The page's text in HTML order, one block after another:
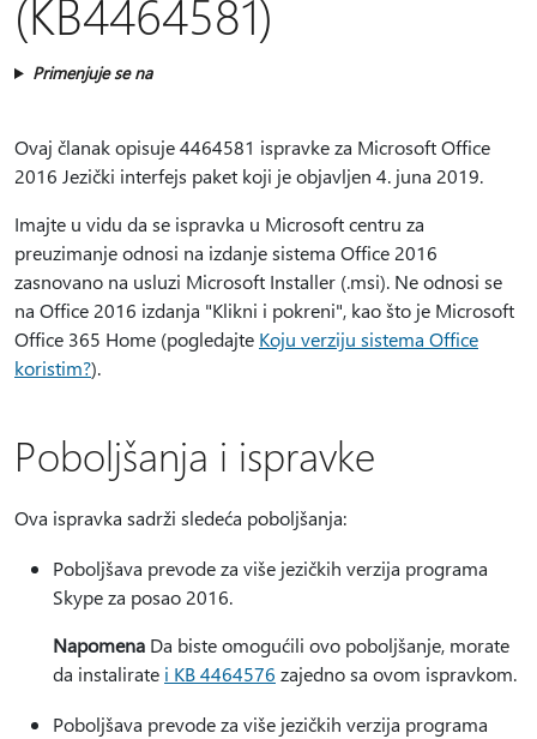
(KB4464581)
Primenjuje se na
Ovaj članak opisuje 4464581 ispravke za Microsoft Office
2016 Jezički interfejs paket koji je objavljen 4. juna 2019.
Imajte u vidu da se ispravka u Microsoft centru za
preuzimanje odnosi na izdanje sistema Office 2016
zasnovano na usluzi Microsoft Installer (.msi). Ne odnosi se
na Office 2016 izdanja "Klikni i pokreni", kao što je Microsoft
Office 365 Home (pogledajte Koju verziju sistema Office
koristim?).
Poboljšanja i ispravke
Ova ispravka sadrži sledeća poboljšanja:
Poboljšava prevode za više jezičkih verzija programa
Skype za posao 2016.
Napomena Da biste omogućili ovo poboljšanje, morate
da instalirate i KB 4464576 zajedno sa ovom ispravkom.
Poboljšava prevode za više jezičkih verzija programa